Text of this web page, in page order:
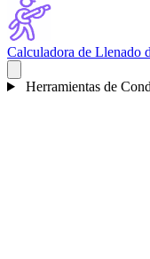
Calculadora de Llenado
Herramientas de